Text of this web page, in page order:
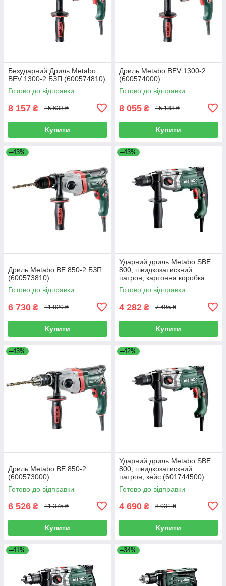
Безударний Дриль Metabo
BEV 1300-2 БЗП (600574810)
Готово до відправки
8 157 ₴ 15 633 ₴
Купити
Дриль Metabo BEV 1300-2
(600574000)
Готово до відправки
8 055 ₴ 15 188 ₴
Купити
–43%
Дриль Metabo BE 850-2 БЗП
(600573810)
Готово до відправки
6 730 ₴ 11 820 ₴
Купити
–43%
Ударний дриль Metabo SBE
800, швидкозатискний
патрон, картонна коробка
(601744000)
Готово до відправки
4 282 ₴ 7 495 ₴
Купити
–43%
Дриль Metabo BE 850-2
(600573000)
Готово до відправки
6 526 ₴ 11 375 ₴
Купити
–42%
Ударний дриль Metabo SBE
800, швидкозатискний
патрон, кейс (601744500)
Готово до відправки
4 690 ₴ 8 031 ₴
Купити
–41% –34%